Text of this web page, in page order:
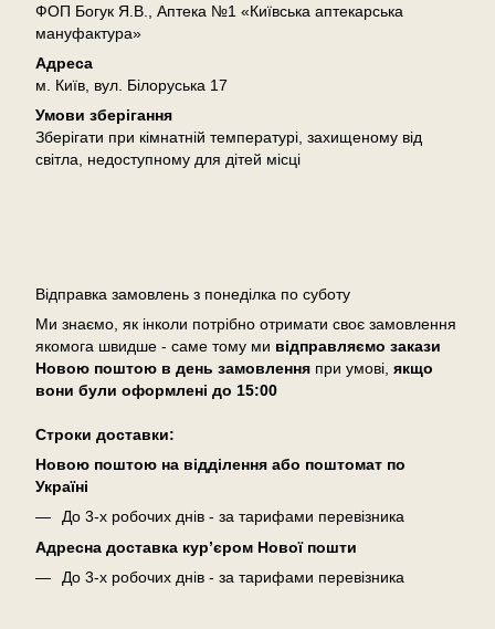
ФОП Богук Я.В., Аптека №1 «Київська аптекарська
мануфактура»
Адреса
м. Київ, вул. Білоруська 17
Умови зберігання
Зберігати при кімнатній температурі, захищеному від
світла, недоступному для дітей місці
Відправка замовлень з понеділка по суботу
Ми знаємо, як інколи потрібно отримати своє замовлення
якомога швидше - саме тому ми відправляємо закази
Новою поштою в день замовлення при умові, якщо
вони були оформлені до 15:00
Cтроки доставки:
Новою поштою на відділення або поштомат по
Україні
До 3-х робочих днів - за тарифами перевізника
Адресна доставка кур’єром Нової пошти
До 3-х робочих днів - за тарифами перевізника